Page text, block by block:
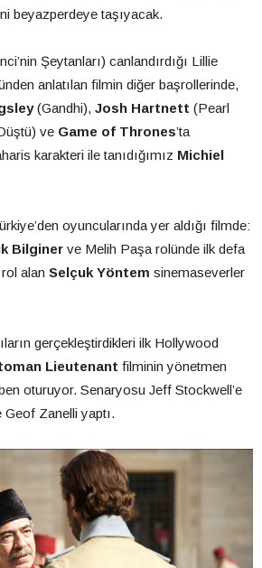
beyazperdeye taşıyacak.
Şeytanları) canlandırdığı Lillie
anlatılan filmin diğer başrollerinde,
(Gandhi), Josh Hartnett (Pearl
ve Game of Thrones’ta
karakteri ile tanıdığımız Michiel
oyuncularında yer aldığı filmde:
Bilginer ve Melih Paşa rolünde ilk defa
alan Selçuk Yöntem sinemaseverler
gerçekleştirdikleri ilk Hollywood
Lieutenant filminin yönetmen
oturuyor. Senaryosu Jeff Stockwell’e
Zanelli yaptı.